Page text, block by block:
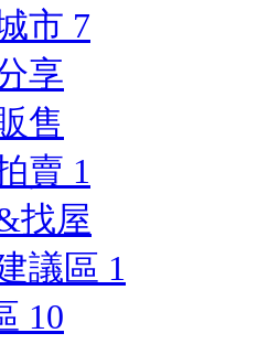
市 7
享
售
賣 1
找屋
議區 1
10